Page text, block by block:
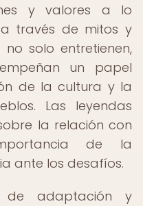
y valores a lo
través de mitos y
no solo entretienen,
un papel
de la cultura y la
Las leyendas
la relación con
de la
ante los desafíos.
de adaptación y